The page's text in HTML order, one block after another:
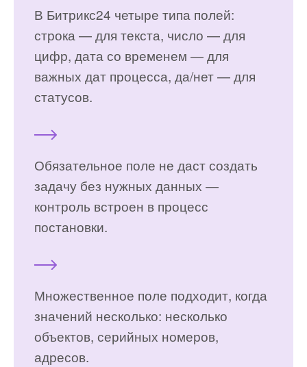
В Битрикс24 четыре типа полей:
строка — для текста, число — для
цифр, дата со временем — для
важных дат процесса, да/нет — для
статусов.
Обязательное поле не даст создать
задачу без нужных данных —
контроль встроен в процесс
постановки.
Множественное поле подходит, когда
значений несколько: несколько
объектов, серийных номеров,
адресов.